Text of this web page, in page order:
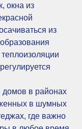
окна из
из
домов в районах
в шумных
где важно